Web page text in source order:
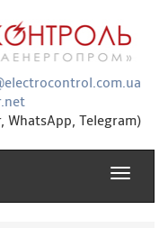
WhatsApp, Telegram)
Toggle